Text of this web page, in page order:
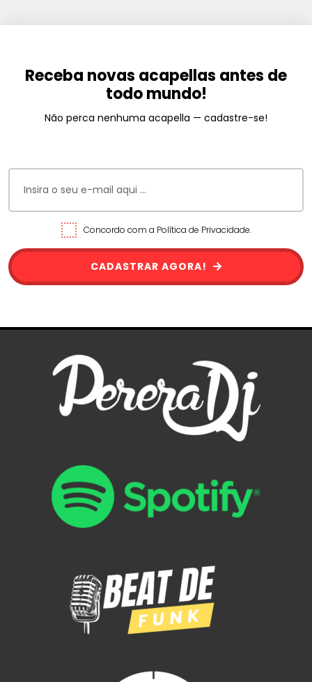
Receba novas acapellas antes de
todo mundo!
Não perca nenhuma acapella — cadastre-se!
Concordo com a Política de Privacidade.
CADASTRAR AGORA!